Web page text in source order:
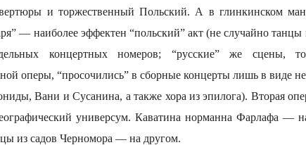
и торжественный Польский. А в глинкинском
— наиболее эффектен “польский” акт (не случайно танцы
концертных номеров; “русские” же сцены,
оперы, “просочились” в сборные концерты лишь в виде
Вани и Сусанина, а также хора из эпилога). Вторая
универсум. Каватина норманна Фарлафа —
из садов Черномора — на другом.